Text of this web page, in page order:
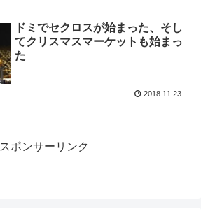
ドミでセクロスが始まった、そし
てクリスマスマーケットも始まっ
た
2018.11.23
スポンサーリンク